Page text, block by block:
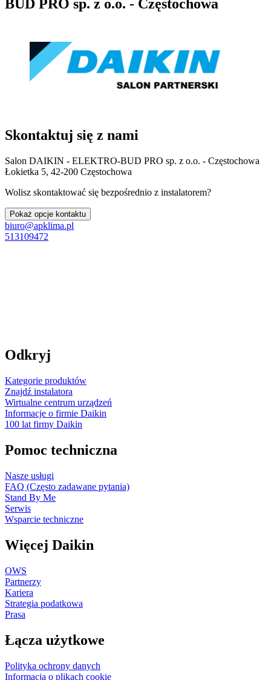
BUD PRO sp. z o.o. - Częstochowa
Skontaktuj się z nami
Salon DAIKIN - ELEKTRO-BUD PRO sp. z o.o. - Częstochowa
Łokietka 5, 42-200 Częstochowa
Wolisz skontaktować się bezpośrednio z instalatorem?
Pokaż opcje kontaktu
biuro@apklima.pl
513109472
Odkryj
Kategorie produktów
Znajdź instalatora
Wirtualne centrum urządzeń
Informacje o firmie Daikin
100 lat firmy Daikin
Pomoc techniczna
Nasze usługi
FAQ (Często zadawane pytania)
Stand By Me
Serwis
Wsparcie techniczne
Więcej Daikin
OWS
Partnerzy
Kariera
Strategia podatkowa
Prasa
Łącza użytkowe
Polityka ochrony danych
Informacja o plikach cookie